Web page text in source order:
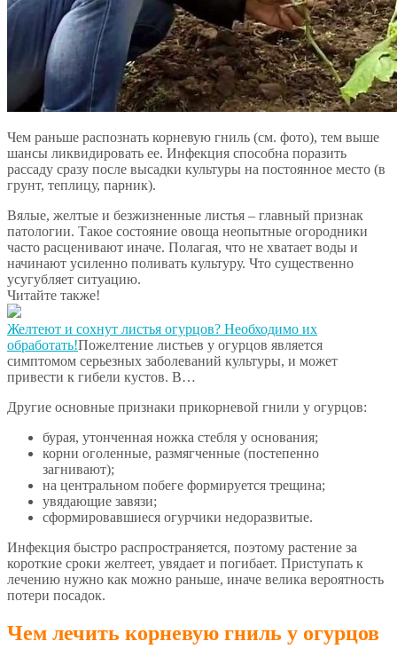
Чем раньше распознать корневую гниль (см. фото), тем выше
шансы ликвидировать ее. Инфекция способна поразить
рассаду сразу после высадки культуры на постоянное место (в
грунт, теплицу, парник).
Вялые, желтые и безжизненные листья – главный признак
патологии. Такое состояние овоща неопытные огородники
часто расценивают иначе. Полагая, что не хватает воды и
начинают усиленно поливать культуру. Что существенно
усугубляет ситуацию.
Читайте также!
Желтеют и сохнут листья огурцов? Необходимо их
обработать!Пожелтение листьев у огурцов является
симптомом серьезных заболеваний культуры, и может
привести к гибели кустов. В…
Другие основные признаки прикорневой гнили у огурцов:
бурая, утонченная ножка стебля у основания;
корни оголенные, размягченные (постепенно
загнивают);
на центральном побеге формируется трещина;
увядающие завязи;
сформировавшиеся огурчики недоразвитые.
Инфекция быстро распространяется, поэтому растение за
короткие сроки желтеет, увядает и погибает. Приступать к
лечению нужно как можно раньше, иначе велика вероятность
потери посадок.
Чем лечить корневую гниль у огурцов